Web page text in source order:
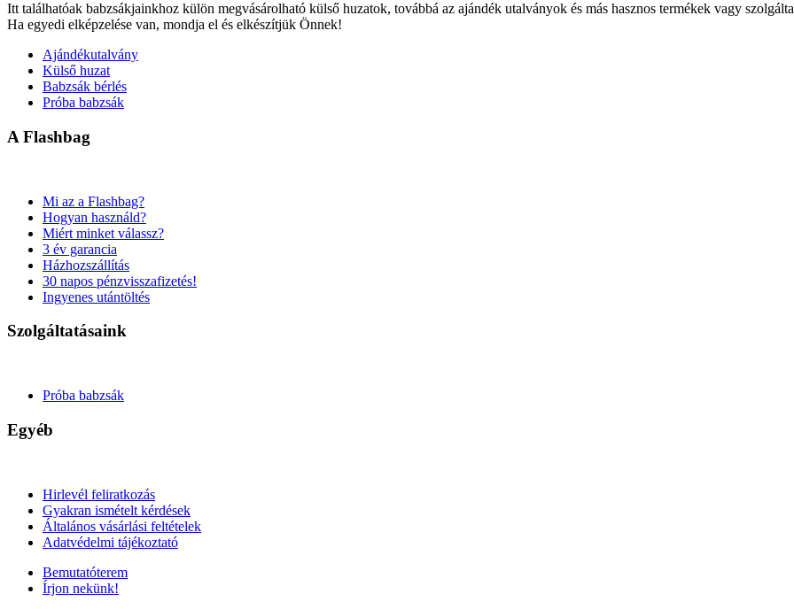
Itt találhatóak babzsákjainkhoz külön megvásárolható külső huzatok, továbbá az ajándék utalványok és más hasznos termékek vagy
Ha egyedi elképzelése van, mondja el és elkészítjük Önnek!
Ajándékutalvány
Külső huzat
Babzsák bérlés
Próba babzsák
A Flashbag
Mi az a Flashbag?
Hogyan használd?
Miért minket válassz?
3 év garancia
Házhozszállítás
30 napos pénzvisszafizetés!
Ingyenes utántöltés
Szolgáltatásaink
Próba babzsák
Egyéb
Hirlevél feliratkozás
Gyakran ismételt kérdések
Általános vásárlási feltételek
Adatvédelmi tájékoztató
Bemutatóterem
Írjon nekünk!